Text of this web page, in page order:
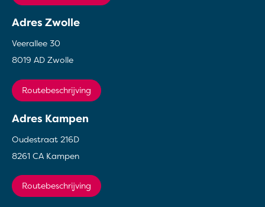
Adres Zwolle
Veerallee 30
8019 AD Zwolle
Routebeschrijving
Adres Kampen
Oudestraat 216D
8261 CA Kampen
Routebeschrijving